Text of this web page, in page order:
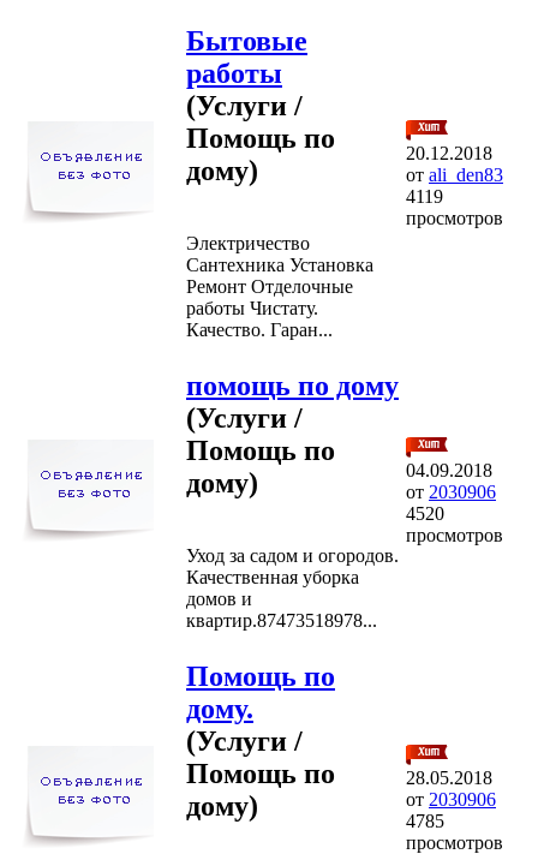
Бытовые
работы
(Услуги /
Помощь по
дому)
Электричество
Сантехника Установка
Ремонт Отделочные
работы Чистату.
Качество. Гаран...
20.12.2018
от ali_den83
4119
просмотров
помощь по дому
(Услуги /
Помощь по
дому)
Уход за садом и огородов.
Качественная уборка
домов и
квартир.87473518978...
04.09.2018
от 2030906
4520
просмотров
Помощь по
дому.
(Услуги /
Помощь по
дому)
28.05.2018
от 2030906
4785
просмотров